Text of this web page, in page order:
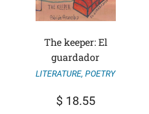
The keeper: El
guardador
LITERATURE, POETRY
$18.55